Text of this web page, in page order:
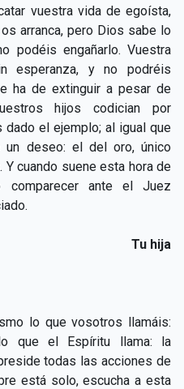
vuestra vida de egoísta,
arranca, pero Dios sabe lo
podéis engañarlo. Vuestra
esperanza, y no podréis
ha de extinguir a pesar de
hijos codician por
el ejemplo; al igual que
un deseo: el del oro, único
cuando suene esta hora de
comparecer ante el Juez
Tu hija
lo que vosotros llamáis:
que el Espíritu llama: la
todas las acciones de
está solo, escucha a esta